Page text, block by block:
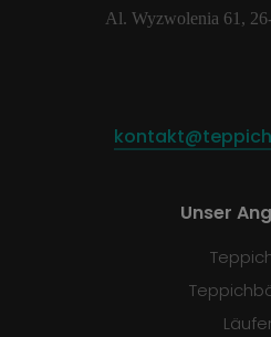
Al. Wyzwolenia 61,
Unser